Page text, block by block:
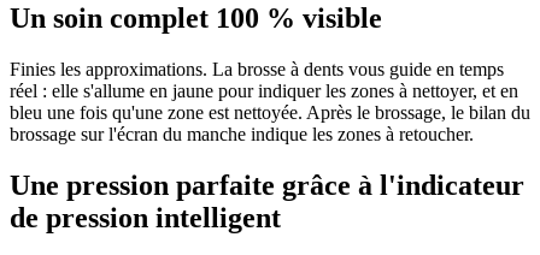
Un soin complet 100 % visible
Finies les approximations. La brosse à dents vous guide en temps
réel : elle s'allume en jaune pour indiquer les zones à nettoyer, et en
bleu une fois qu'une zone est nettoyée. Après le brossage, le bilan du
brossage sur l'écran du manche indique les zones à retoucher.
Une pression parfaite grâce à l'indicateur
de pression intelligent